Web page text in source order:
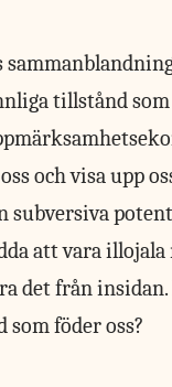
tillstånd
och visa upp
subversiva
att vara
det från
föder oss?